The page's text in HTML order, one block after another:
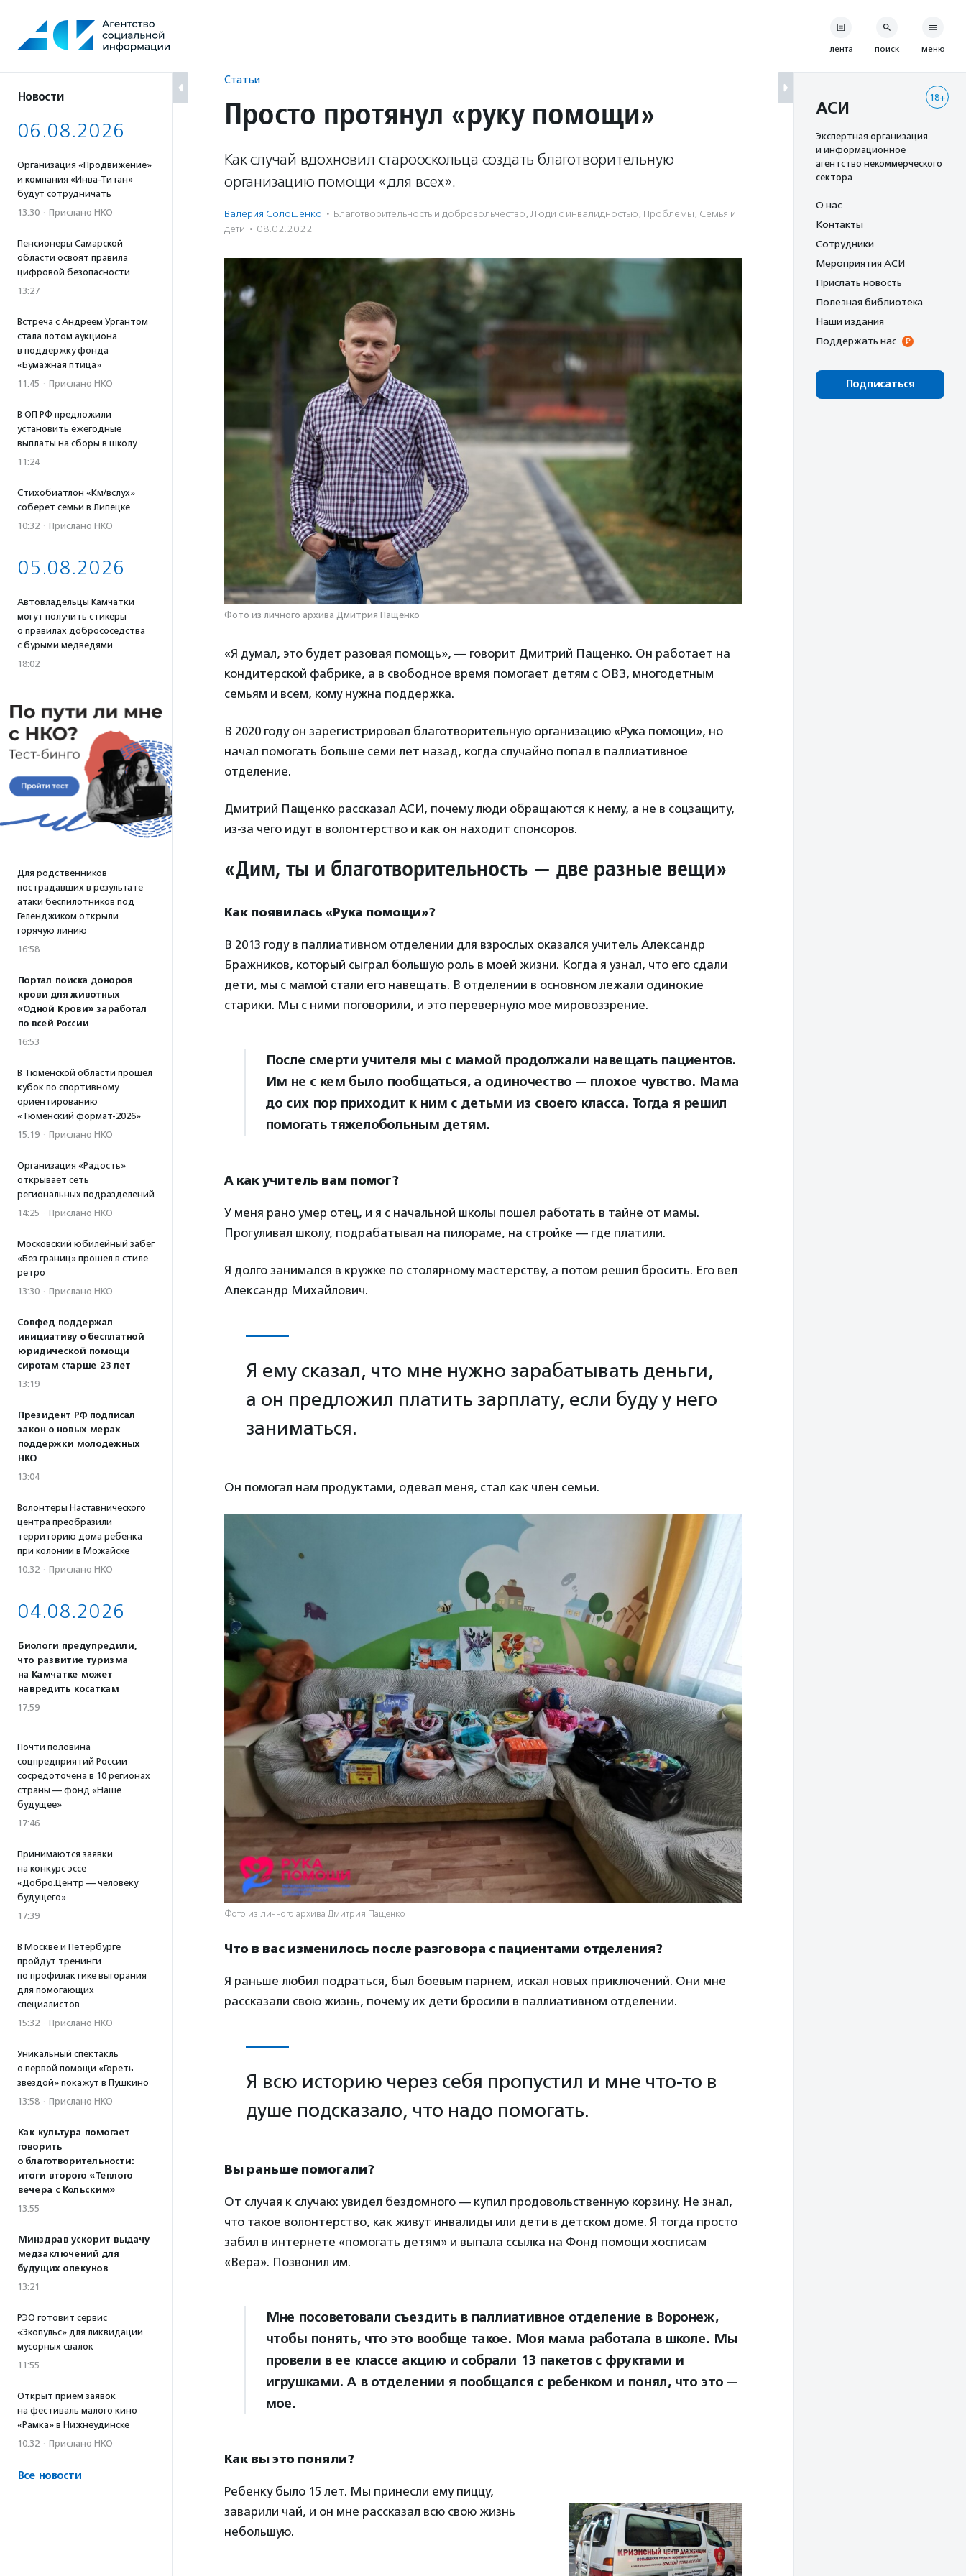
содержанию
Новости
06.08.2026
Организация «Продвижение»
и компания «Инва-Титан»
будут сотрудничать
13:30 · Прислано НКО
Пенсионеры Самарской
области освоят правила
цифровой безопасности
13:27
Встреча с Андреем Ургантом
стала лотом аукциона
в поддержку фонда
«Бумажная птица»
11:45 · Прислано НКО
В ОП РФ предложили
установить ежегодные
выплаты на сборы в школу
11:24
Стихобиатлон «Км/вслух»
соберет семьи в Липецке
10:32 · Прислано НКО
05.08.2026
Автовладельцы Камчатки
могут получить стикеры
о правилах добрососедства
с бурыми медведями
18:02
Для родственников
пострадавших в результате
атаки беспилотников под
Геленджиком открыли
горячую линию
16:58
Портал поиска доноров
крови для животных
«Одной Крови» заработал
по всей России
16:53
В Тюменской области прошел
кубок по спортивному
ориентированию
«Тюменский формат-2026»
15:19 · Прислано НКО
Организация «Радость»
открывает сеть
региональных подразделений
14:25 · Прислано НКО
Московский юбилейный забег
«Без границ» прошел в стиле
ретро
13:30 · Прислано НКО
Совфед поддержал
инициативу о бесплатной
юридической помощи
сиротам старше 23 лет
13:19
Президент РФ подписал
закон о новых мерах
поддержки молодежных
НКО
13:04
Волонтеры Наставнического
центра преобразили
территорию дома ребенка
при колонии в Можайске
10:32 · Прислано НКО
04.08.2026
Биологи предупредили,
что развитие туризма
на Камчатке может
навредить косаткам
17:59
Почти половина
соцпредприятий России
сосредоточена в 10 регионах
страны — фонд «Наше
будущее»
17:46
Принимаются заявки
на конкурс эссе
«Добро.Центр — человеку
будущего»
17:39
В Москве и Петербурге
пройдут тренинги
по профилактике выгорания
для помогающих
специалистов
15:32 · Прислано НКО
Уникальный спектакль
о первой помощи «Гореть
звездой» покажут в Пушкино
13:58 · Прислано НКО
Как культура помогает
говорить
о благотворительности:
итоги второго «Теплого
вечера с Кольским»
13:55
Минздрав ускорит выдачу
медзаключений для
будущих опекунов
13:21
РЭО готовит сервис
«Экопульс» для ликвидации
мусорных свалок
11:55
Открыт прием заявок
на фестиваль малого кино
«Рамка» в Нижнеудинске
10:32 · Прислано НКО
Все новости
Статьи
Просто протянул «руку помощи»
Как случай вдохновил старооскольца создать благотворительную
организацию помощи «для всех».
Валерия Солошенко · Благотвори­тель­ность и доброволь­чест­во, Люди с инвалидностью, Проблемы, Семья и
дети · 08.02.2022
Фото из личного архива Дмитрия Пащенко
«Я думал, это будет разовая помощь», — говорит Дмитрий Пащенко. Он работает на
кондитерской фабрике, а в свободное время помогает детям с ОВЗ, многодетным
семьям и всем, кому нужна поддержка.
В 2020 году он зарегистрировал благотворительную организацию «Рука помощи», но
начал помогать больше семи лет назад, когда случайно попал в паллиативное
отделение.
Дмитрий Пащенко рассказал АСИ, почему люди обращаются к нему, а не в соцзащиту,
из-за чего идут в волонтерство и как он находит спонсоров.
«Дим, ты и благотворительность — две разные вещи»
Как появилась «Рука помощи»?
В 2013 году в паллиативном отделении для взрослых оказался учитель Александр
Бражников, который сыграл большую роль в моей жизни. Когда я узнал, что его сдали
дети, мы с мамой стали его навещать. В отделении в основном лежали одинокие
старики. Мы с ними поговорили, и это перевернуло мое мировоззрение.
После смерти учителя мы с мамой продолжали навещать пациентов.
Им не с кем было пообщаться, а одиночество — плохое чувство. Мама
до сих пор приходит к ним с детьми из своего класса. Тогда я решил
помогать тяжелобольным детям.
А как учитель вам помог?
У меня рано умер отец, и я с начальной школы пошел работать в тайне от мамы.
Прогуливал школу, подрабатывал на пилораме, на стройке — где платили.
Я долго занимался в кружке по столярному мастерству, а потом решил бросить. Его вел
Александр Михайлович.
Я ему сказал, что мне нужно зарабатывать деньги,
а он предложил платить зарплату, если буду у него
заниматься.
Он помогал нам продуктами, одевал меня, стал как член семьи.
Фото из личного архива Дмитрия Пащенко
Что в вас изменилось после разговора с пациентами отделения?
Я раньше любил подраться, был боевым парнем, искал новых приключений. Они мне
рассказали свою жизнь, почему их дети бросили в паллиативном отделении.
Я всю историю через себя пропустил и мне что-то в
душе подсказало, что надо помогать.
Вы раньше помогали?
От случая к случаю: увидел бездомного — купил продовольственную корзину. Не знал,
что такое волонтерство, как живут инвалиды или дети в детском доме. Я тогда просто
забил в интернете «помогать детям» и выпала ссылка на Фонд помощи хосписам
«Вера». Позвонил им.
Мне посоветовали съездить в паллиативное отделение в Воронеж,
чтобы понять, что это вообще такое. Моя мама работала в школе. Мы
провели в ее классе акцию и собрали 13 пакетов с фруктами и
игрушками. А в отделении я пообщался с ребенком и понял, что это —
мое.
Как вы это поняли?
Ребенку было 15 лет. Мы принесли ему пиццу,
заварили чай, и он мне рассказал всю свою жизнь
небольшую.
лента поиск меню
18+
АСИ
Экспертная организация
и информационное
агентство некоммерческого
сектора
О нас
Контакты
Сотрудники
Мероприятия АСИ
Прислать новость
Полезная библиотека
Наши издания
Поддержать нас
Подписаться